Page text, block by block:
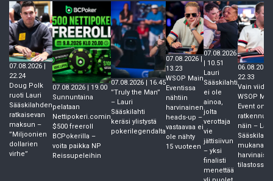
07.08.2026 |
22.24
Doug Polk
ruoti Lauri
Sääskilahden
ratkaisevan
maksun –
”Miljoonien
dollarien
virhe”
07.08.2026 | 19.00
Sunnuntaina
pelataan
Nettipokeri.comin
$500 freeroll
BCPokerilla –
voita paikka NP
Reissupeleihin
07.08.2026 | 16.45
”Truly the Man”
– Lauri
Sääskilahti
keräsi ylistystä
pokerilegendalta
07.08.2026 |
13.23
WSOP Main
Eventissa
nähtiin
harvinainen
heads-up –
vastaavaa ei
ole nähty
15 vuoteen
07.08.2026
| 10.51
Lauri
Sääskilahti
ei ole
ainoa,
jolta
verottaja
vie
jättisiivun
– yksi
finalisti
menettää
06.08.2026
22.33
Vain
WSOP
Event on
ratkennut
näin –
Sääskilahti
mukana
tilastossa